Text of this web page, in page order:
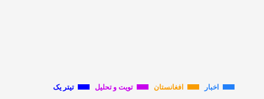
اخبار افغانستان تویت و تحلیل تیتر یک